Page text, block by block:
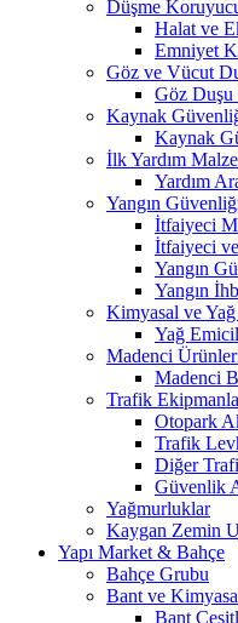
Düşme
Halat ve
Emniyet
Göz ve Vücut
Göz Duşu
Kaynak
Kaynak
İlk Yardım
Yardım
Yangın
İtfaiyeci
İtfaiyeci
Yangın
Yangın
Kimyasal ve
Yağ
Madenci
Madenci
Trafik
Otopark
Trafik
Diğer
Güvenlik
Yağmurluklar
Kaygan Zemin
Yapı Market & Bahçe
Bahçe Grubu
Bant ve Kimyasal
Bant